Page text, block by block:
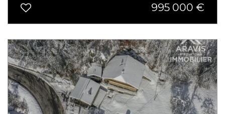
995 000 €